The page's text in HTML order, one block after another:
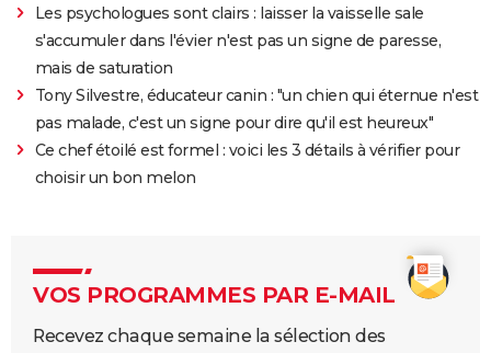
Les psychologues sont clairs : laisser la vaisselle sale
s'accumuler dans l'évier n'est pas un signe de paresse,
mais de saturation
Tony Silvestre, éducateur canin : "un chien qui éternue n'est
pas malade, c'est un signe pour dire qu'il est heureux"
Ce chef étoilé est formel : voici les 3 détails à vérifier pour
choisir un bon melon
VOS PROGRAMMES PAR E-MAIL
Recevez chaque semaine la sélection des